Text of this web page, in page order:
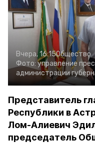
Вчера, 16:15Общество
Фото: управление
администрации
Представитель
Республики в
Лом-Алиевич
председатель